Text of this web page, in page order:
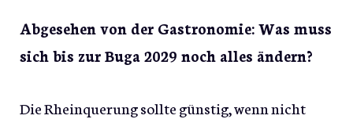
Abgesehen von der Gastronomie: Was muss
sich bis zur Buga 2029 noch alles ändern?
Die Rheinquerung sollte günstig, wenn nicht